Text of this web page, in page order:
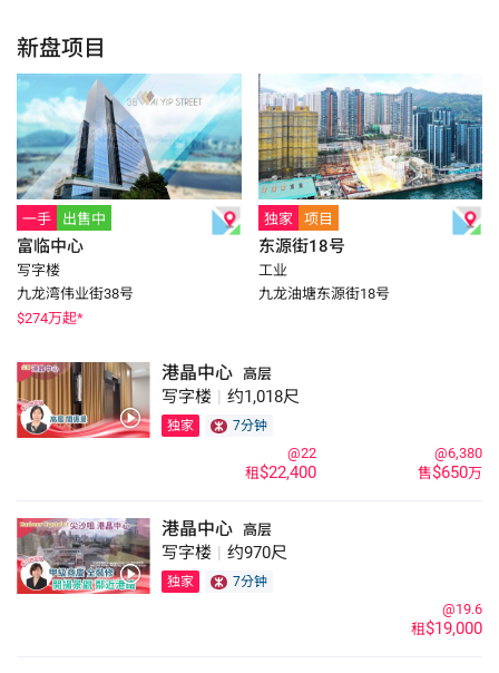
新盘项目
一手 出售中
富临中心
写字楼
九龙湾伟业街38号
$274万起*
独家 项目
东源街18号
工业
九龙油塘东源街18号
港晶中心 高层
写字楼 约1,018尺
独家 7分钟
售$650万
@6,380
租$22,400
@22
港晶中心 高层
写字楼 约970尺
独家 7分钟
租$19,000
@19.6